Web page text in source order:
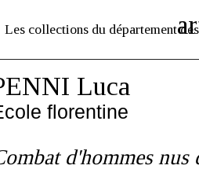
Les collections du département des
Luca
florentine
d'hommes nus